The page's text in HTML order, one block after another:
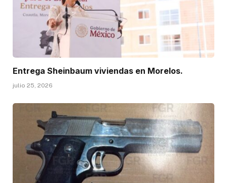
Entrega Sheinbaum viviendas en Morelos.
julio 25, 2026